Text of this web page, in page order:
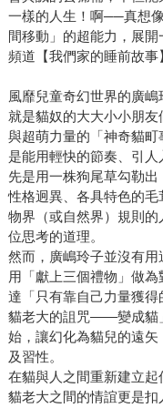
一樣的人生！啊──真想
間移動」的超能力，展
頻道【我們家的睡前故事
風靡兒童奇幻世界的廣
就是貓奴的大大小小朋
與超萌力量的「神奇貓
是能用輕快的節奏、引人
先是用一株狗尾草勾勒
性格迥異、各具特色的
物界（或自然界）規則
位思考的道理。
然而，廣嶋玲子並沒有
用「獻上三個禮物」做
達「只有靠自己力量獲
貓老大的詛咒——變成貓
始，讓幻化為貓兒的遠
及習性。
在貓與人之間重新建立
貓老大之間的情誼更是